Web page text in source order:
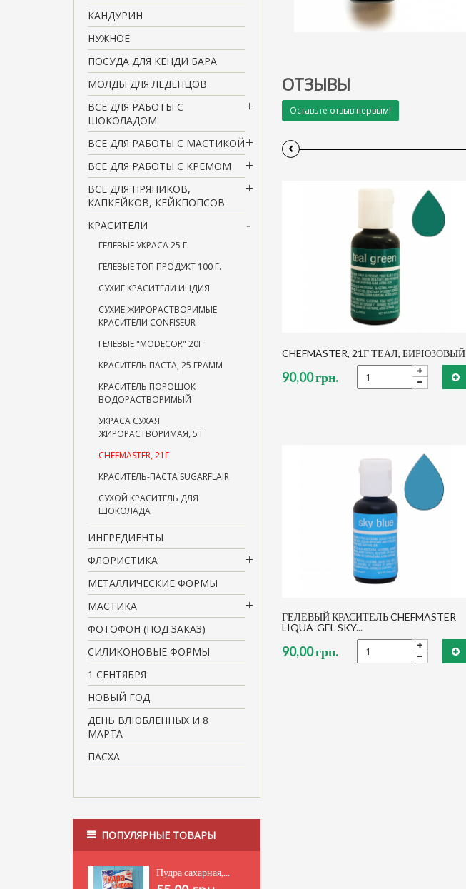
КАНДУРИН
НУЖНОЕ
ПОСУДА ДЛЯ КЕНДИ БАРА
МОЛДЫ ДЛЯ ЛЕДЕНЦОВ
ВСЕ ДЛЯ РАБОТЫ С
ШОКОЛАДОМ
ВСЕ ДЛЯ РАБОТЫ С МАСТИКОЙ
ВСЕ ДЛЯ РАБОТЫ С КРЕМОМ
ВСЕ ДЛЯ ПРЯНИКОВ,
КАПКЕЙКОВ, КЕЙКПОПСОВ
КРАСИТЕЛИ
ГЕЛЕВЫЕ УКРАСА 25 Г.
ГЕЛЕВЫЕ ТОП ПРОДУКТ 100 Г.
СУХИЕ КРАСИТЕЛИ ИНДИЯ
СУХИЕ ЖИРОРАСТВОРИМЫЕ
КРАСИТЕЛИ CONFISEUR
ГЕЛЕВЫЕ "MODECOR" 20Г
КРАСИТЕЛЬ ПАСТА, 25 ГРАММ
КРАСИТЕЛЬ ПОРОШОК
ВОДОРАСТВОРИМЫЙ
УКРАСА СУХАЯ
ЖИРОРАСТВОРИМАЯ, 5 Г
CHEFMASTER, 21Г
КРАСИТЕЛЬ-ПАСТА SUGARFLAIR
СУХОЙ КРАСИТЕЛЬ ДЛЯ
ШОКОЛАДА
ИНГРЕДИЕНТЫ
ФЛОРИСТИКА
МЕТАЛЛИЧЕСКИЕ ФОРМЫ
МАСТИКА
ФОТОФОН (ПОД ЗАКАЗ)
СИЛИКОНОВЫЕ ФОРМЫ
1 СЕНТЯБРЯ
НОВЫЙ ГОД
ДЕНЬ ВЛЮБЛЕННЫХ И 8
МАРТА
ПАСХА
ПОПУЛЯРНЫЕ ТОВАРЫ
Пудра сахарная,...
ОТЗЫВЫ
Оставьте отзыв первым!
‹
CHEFMASTER, 21Г ТЕАЛ, БИРЮЗОВЫЙ
90,00 грн.
ГЕЛЕВЫЙ КРАСИТЕЛЬ CHEFMASTER
LIQUA-GEL SKY...
90,00 грн.